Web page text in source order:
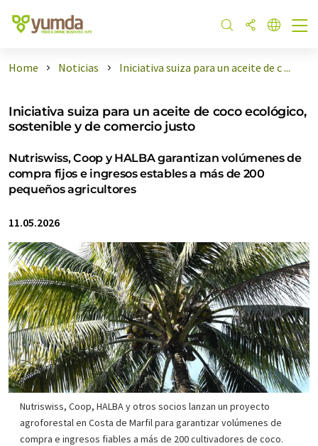
Home Noticias Iniciativa suiza para un aceite de c ...
Iniciativa suiza para un aceite de coco ecológico,
sostenible y de comercio justo
Nutriswiss, Coop y HALBA garantizan volúmenes de
compra fijos e ingresos estables a más de 200
pequeños agricultores
11.05.2026
Nutriswiss, Coop, HALBA y otros socios lanzan un proyecto
agroforestal en Costa de Marfil para garantizar volúmenes de
compra e ingresos fiables a más de 200 cultivadores de coco.